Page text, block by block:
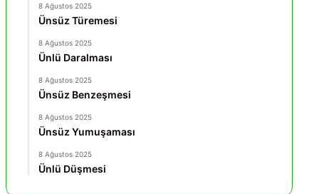
8 Ağustos 2025
Ünsüz Türemesi
8 Ağustos 2025
Ünlü Daralması
8 Ağustos 2025
Ünsüz Benzeşmesi
8 Ağustos 2025
Ünsüz Yumuşaması
8 Ağustos 2025
Ünlü Düşmesi